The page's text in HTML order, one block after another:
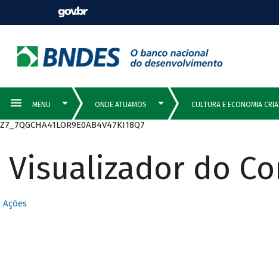
Z7_7QGCHA41LOR9E0AB4V47KI18Q7
Visualizador do
Ações